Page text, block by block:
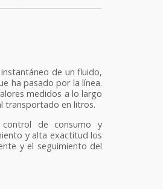
de un fluido,
ha pasado por la línea.
medidos a lo largo
transportado en litros.
de consumo y
y alta exactitud los
y el seguimiento del